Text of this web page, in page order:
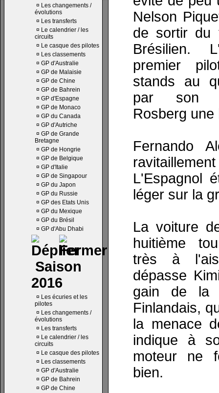
¤ Les changements /
évolutions
¤ Les transferts
¤ Le calendrier / les
circuits
¤ Le casque des pilotes
¤ Les classements
¤ GP d'Australie
¤ GP de Malaisie
¤ GP de Chine
¤ GP de Bahrein
¤ GP d'Espagne
¤ GP de Monaco
¤ GP du Canada
¤ GP d'Autriche
¤ GP de Grande
Bretagne
¤ GP de Hongrie
¤ GP de Belgique
¤ GP d'Italie
¤ GP de Singapour
¤ GP du Japon
¤ GP du Russie
¤ GP des Etats Unis
¤ GP du Mexique
¤ GP du Brésil
¤ GP d'Abu Dhabi
Saison
2016
¤ Les écuries et les
pilotes
¤ Les changements /
évolutions
¤ Les transferts
¤ Le calendrier / les
circuits
¤ Le casque des pilotes
¤ Les classements
¤ GP d'Australie
¤ GP de Bahrein
¤ GP de Chine
Nelson
de sortir du
Brésilien.
premier
stands au
par son
Rosberg
Fernando
L'Espagnol
léger sur la
La voiture
huitième
très à
dépasse
gain de la
Finlandais,
la menace
indique à
moteur ne
bien.